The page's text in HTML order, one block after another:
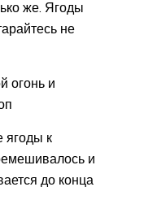
же. Ягоды
не
огонь и
ягоды к
и
до конца